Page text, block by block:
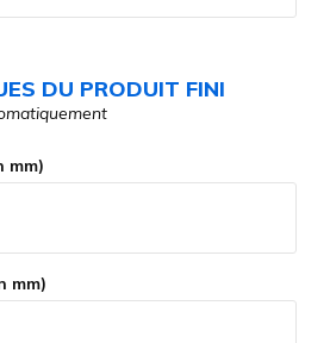
DU PRODUIT FINI
mm)
mm)